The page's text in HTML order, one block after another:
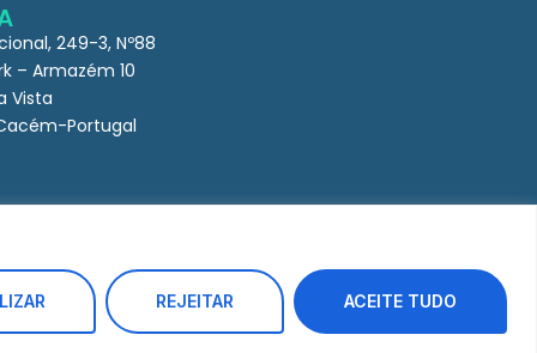
REJEITAR ACEITE TUDO
249-3, Nº88
– Armazém 10
Vista
Portugal